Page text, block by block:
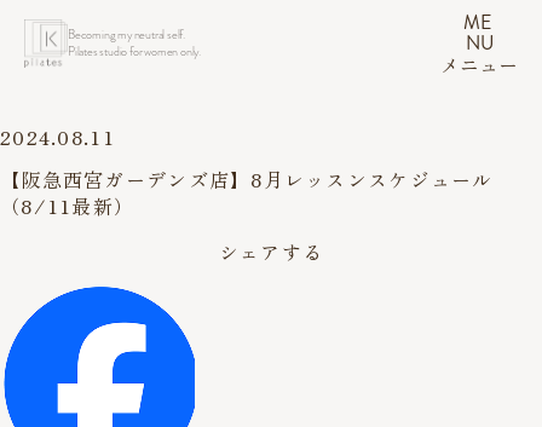
Becoming my neutral self.
Pilates studio for women only.
ME
NU
メニュー
2024.08.11
【阪急西宮ガーデンズ店】8月レッスンスケジュール
（8/11最新）
シェアする